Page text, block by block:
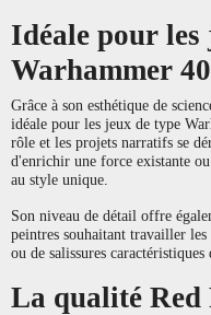
Idéale pour les
Warhammer
Grâce à son esthétique de
idéale pour les jeux de type
rôle et les projets narratifs se
d'enrichir une force existante
au style unique.
Son niveau de détail offre
peintres souhaitant travailler
ou de salissures caractéristiques
La qualité